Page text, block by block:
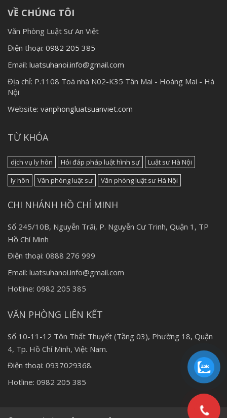
VỀ CHÚNG TÔI
Văn Phòng Luật Sư An Việt
Điện thoại: 0982 205 385
Email: luatsuhanoi.info@gmail.com
Địa chỉ: P.1108 Toà nhà N02-K35 Tân Mai - Hoàng Mai - Hà
Nội
Website: vanphongluatsuanviet.com
TỪ KHÓA
dịch vụ ly hôn Hỏi đáp pháp luật hình sự
Luật sư Hà Nội
ly hôn
Văn phòng luật sư Văn phòng luật sư Hà Nội
CHI NHÁNH HỒ CHÍ MINH
Số 245/10B, Nguyễn Trãi, P. Nguyễn Cư Trinh, Quận 1, TP
Hồ Chí Minh
Điện thoại: 0888 276 999
Email: luatsuhanoi.info@gmail.com
Hotline: 0982 205 385
VĂN PHÒNG LIÊN KẾT
Số 10-11-12 Tôn Thất Thuyết (Tầng 03), Phường 18, Quận
4, Tp. Hồ Chí Minh, Việt Nam.
Điện thoại: 0937029368.
Hotline: 0982 205 385